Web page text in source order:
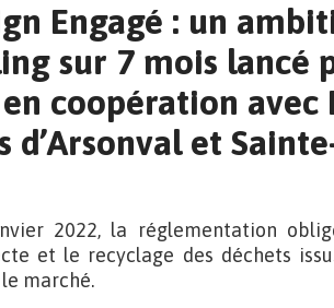
Engagé : un
sur 7 mois lancé
coopération avec
d’Arsonval et
2022, la réglementation
et le recyclage des déchets
marché.